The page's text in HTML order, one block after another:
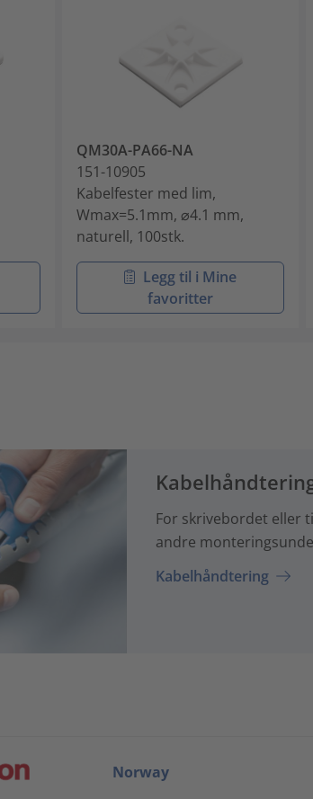
QM30A-PA66-NA
151-10905
Kabelfester med lim,
Wmax=5.1mm, ⌀4.1 mm,
naturell, 100stk.
Legg til i Mine
favoritter
For skrivebordet eller
andre
Kabelhåndtering
Norway